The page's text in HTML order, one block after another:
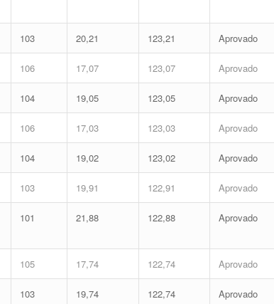
103 20,21 123,21 Aprovado
106 17,07 123,07 Aprovado
104 19,05 123,05 Aprovado
106 17,03 123,03 Aprovado
104 19,02 123,02 Aprovado
103 19,91 122,91 Aprovado
101 21,88 122,88 Aprovado
105 17,74 122,74 Aprovado
103 19,74 122,74 Aprovado